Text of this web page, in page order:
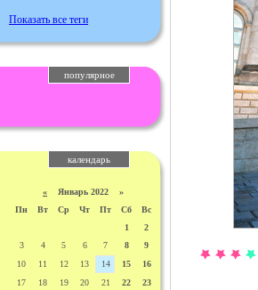
Показать все теги
популярное
календарь
« Январь 2022 »
Пн
Вт Ср Чт Пт Сб
Вс
1
2
3
4 5 6 7 8
9
10
11 12 13 14 15
16
17
18 19 20 21 22
23